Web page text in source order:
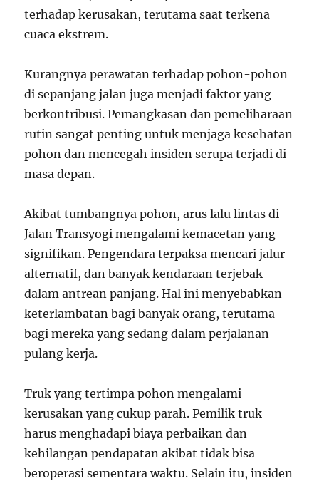
terhadap kerusakan, terutama saat terkena
cuaca ekstrem.
Kurangnya perawatan terhadap pohon-pohon
di sepanjang jalan juga menjadi faktor yang
berkontribusi. Pemangkasan dan pemeliharaan
rutin sangat penting untuk menjaga kesehatan
pohon dan mencegah insiden serupa terjadi di
masa depan.
Akibat tumbangnya pohon, arus lalu lintas di
Jalan Transyogi mengalami kemacetan yang
signifikan. Pengendara terpaksa mencari jalur
alternatif, dan banyak kendaraan terjebak
dalam antrean panjang. Hal ini menyebabkan
keterlambatan bagi banyak orang, terutama
bagi mereka yang sedang dalam perjalanan
pulang kerja.
Truk yang tertimpa pohon mengalami
kerusakan yang cukup parah. Pemilik truk
harus menghadapi biaya perbaikan dan
kehilangan pendapatan akibat tidak bisa
beroperasi sementara waktu. Selain itu, insiden